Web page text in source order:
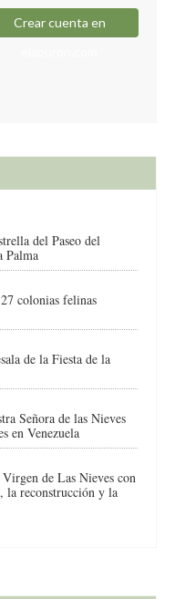
Crear cuenta en
del Paseo del
Palma
colonias felinas
de la Fiesta de la
Señora de las Nieves
en Venezuela
de Las Nieves con
la reconstrucción y la